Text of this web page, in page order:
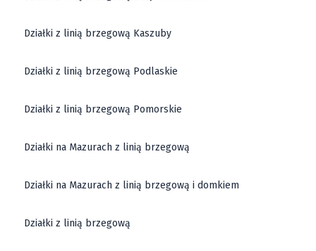
Działki z linią brzegową Kaszuby
Działki z linią brzegową Podlaskie
Działki z linią brzegową Pomorskie
Działki na Mazurach z linią brzegową
Działki na Mazurach z linią brzegową i domkiem
Działki z linią brzegową